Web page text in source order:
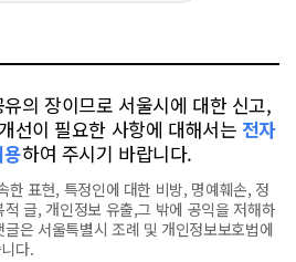
의 장이므로 서울시에 대한 신고,
선이 필요한 사항에 대해서는 전자
용하여 주시기 바랍니다.
한 표현, 특정인에 대한 비방, 명예훼손, 정
글, 개인정보 유출,그 밖에 공익을 저해하
은 서울특별시 조례 및 개인정보보호법에
다.